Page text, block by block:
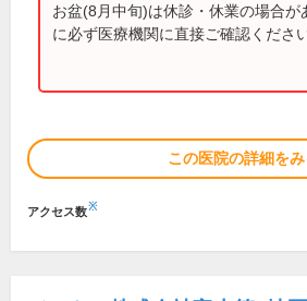
お盆(8月中旬)は休診・休業の場合が
に必ず医療機関に直接ご確認ください
この医院の詳細をみ
アクセス数※